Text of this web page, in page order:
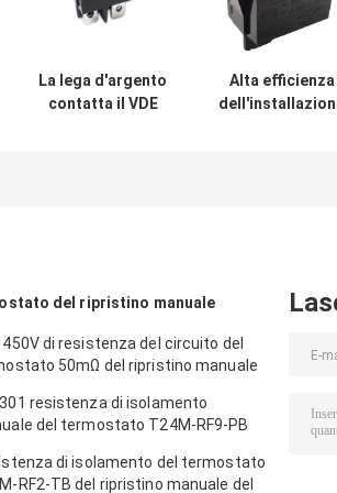
La lega d'argento
contatta il VDE
Alta efficienza
del ripristino manuale
di resistenza del circuito del
50mΩ del ripristino manuale
resistenza di isolamento
del termostato T24M-RF9-PB
di isolamento del termostato
RF2-TB del ripristino manuale del